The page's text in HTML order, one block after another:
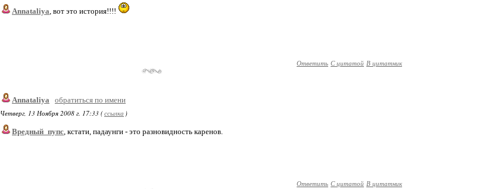
Annataliya, вот это история!!!!
Ответить С цитатой В цитатник
Annataliya
обратиться по имени
Четверг, 13 Ноября 2008 г. 17:33 (ссылка )
Вредный_пупс, кстати, падаунги - это разновидность каренов.
Ответить С цитатой В цитатник